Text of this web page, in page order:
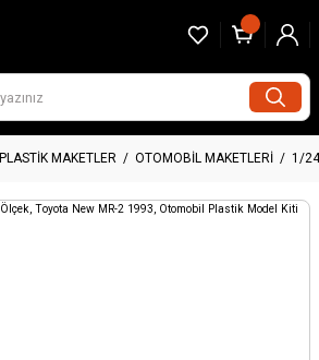
PLASTİK MAKETLER OTOMOBİL MAKETLERİ 1/